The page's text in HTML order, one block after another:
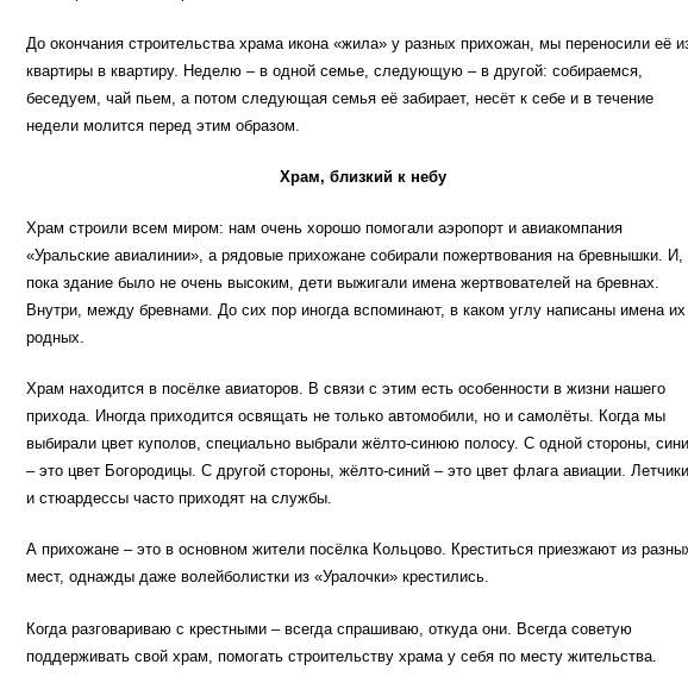
До окончания строительства храма икона «жила» у разных прихожан, мы переносили её
квартиры в квартиру. Неделю – в одной семье, следующую – в другой: собираемся,
беседуем, чай пьем, а потом следующая семья её забирает, несёт к себе и в течение
недели молится перед этим образом.
Храм, близкий к небу
Храм строили всем миром: нам очень хорошо помогали аэропорт и авиакомпания
«Уральские авиалинии», а рядовые прихожане собирали пожертвования на бревнышки. И,
пока здание было не очень высоким, дети выжигали имена жертвователей на бревнах.
Внутри, между бревнами. До сих пор иногда вспоминают, в каком углу написаны имена их
родных.
Храм находится в посёлке авиаторов. В связи с этим есть особенности в жизни нашего
прихода. Иногда приходится освящать не только автомобили, но и самолёты. Когда мы
выбирали цвет куполов, специально выбрали жёлто-синюю полосу. С одной стороны,
– это цвет Богородицы. С другой стороны, жёлто-синий – это цвет флага авиации. Летчики
и стюардессы часто приходят на службы.
А прихожане – это в основном жители посёлка Кольцово. Креститься приезжают из
мест, однажды даже волейболистки из «Уралочки» крестились.
Когда разговариваю с крестными – всегда спрашиваю, откуда они. Всегда советую
поддерживать свой храм, помогать строительству храма у себя по месту жительства.